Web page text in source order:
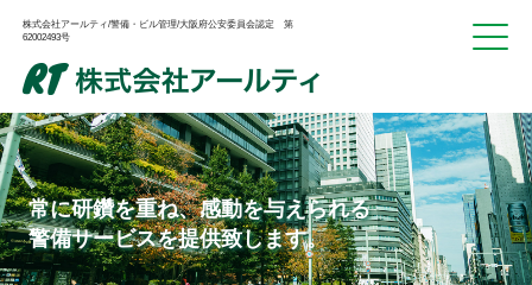
株式会社アールティ/警備・ビル管理/大阪府公安委員会認定 第
62002493号
常に研鑽を重ね、感動を与えられる
警備サービスを提供致します。